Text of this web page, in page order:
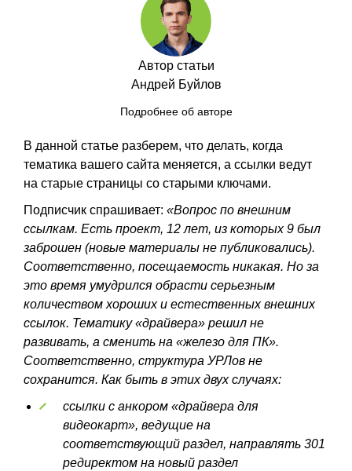
Автор статьи
Андрей Буйлов
Подробнее об авторе
В данной статье разберем, что делать, когда
тематика вашего сайта меняется, а ссылки ведут
на старые страницы со старыми ключами.
Подписчик спрашивает: «Вопрос по внешним
ссылкам. Есть проект, 12 лет, из которых 9 был
заброшен (новые материалы не публиковались).
Соответственно, посещаемость никакая. Но за
это время умудрился обрасти серьезным
количеством хороших и естественных внешних
ссылок. Тематику «драйвера» решил не
развивать, а сменить на «железо для ПК».
Соответственно, структура УРЛов не
сохранится. Как быть в этих двух случаях:
ссылки с анкором «драйвера для
видеокарт», ведущие на
соответствующий раздел, направлять 301
редиректом на новый раздел